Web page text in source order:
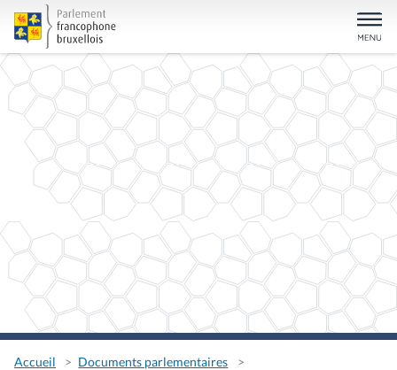
Accueil
Documents parlementaires